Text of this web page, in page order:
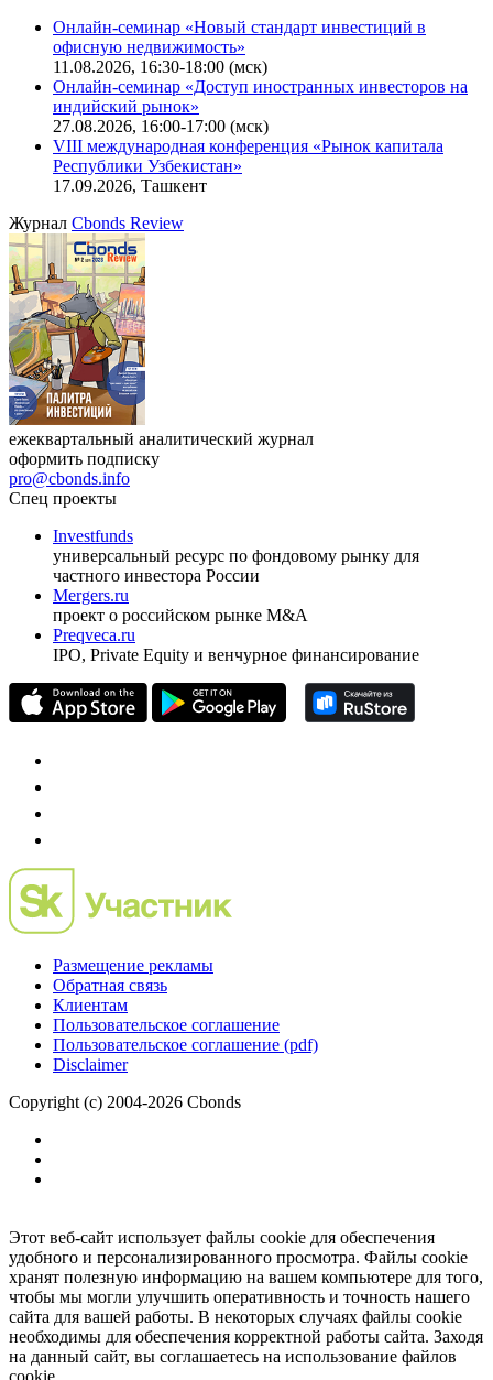
Онлайн-семинар «Новый стандарт инвестиций в
офисную недвижимость»
11.08.2026, 16:30-18:00 (мск)
Онлайн-семинар «Доступ иностранных инвесторов на
индийский рынок»
27.08.2026, 16:00-17:00 (мск)
VIII международная конференция «Рынок капитала
Республики Узбекистан»
17.09.2026, Ташкент
Журнал Cbonds Review
ежеквартальный аналитический журнал
оформить подписку
pro@cbonds.info
Спец проекты
Investfunds
универсальный ресурс по фондовому рынку для
частного инвестора России
Mergers.ru
проект о российском рынке M&A
Preqveca.ru
IPO, Private Equity и венчурное финансирование
Размещение рекламы
Обратная связь
Клиентам
Пользовательское соглашение
Пользовательское соглашение (pdf)
Disclaimer
Copyright (c) 2004-2026 Cbonds
Этот веб-сайт использует файлы cookie для обеспечения
удобного и персонализированного просмотра. Файлы cookie
хранят полезную информацию на вашем компьютере для того,
чтобы мы могли улучшить оперативность и точность нашего
сайта для вашей работы. В некоторых случаях файлы cookie
необходимы для обеспечения корректной работы сайта. Заходя
на данный сайт, вы соглашаетесь на использование файлов
cookie.